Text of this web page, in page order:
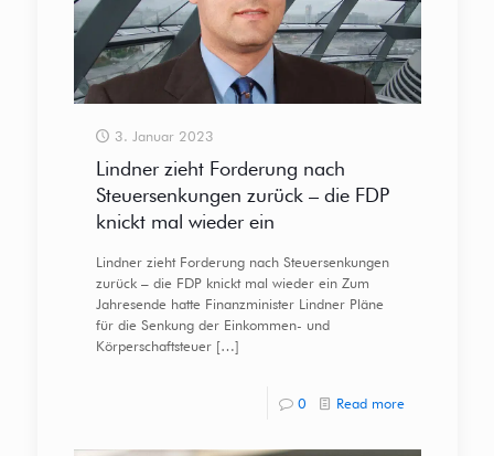
3. Januar 2023
Lindner zieht Forderung nach
Steuersenkungen zurück – die FDP
knickt mal wieder ein
Lindner zieht Forderung nach Steuersenkungen
zurück – die FDP knickt mal wieder ein Zum
Jahresende hatte Finanzminister Lindner Pläne
für die Senkung der Einkommen- und
Körperschaftsteuer[…]
0 Read more